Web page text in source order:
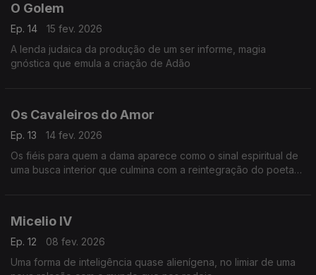
O Golem
Ep. 14
15 fev. 2026
A lenda judaica da produção de um ser informe, magia
gnóstica que emula a criação de Adão
Os Cavaleiros do Amor
Ep. 13
14 fev. 2026
Os fiéis para quem a dama aparece como o sinal espiritual de
uma busca interior que culmina com a reintegração do poeta
Micelio IV
Ep. 12
08 fev. 2026
Uma forma de inteligência quase alienígena, no limiar de uma